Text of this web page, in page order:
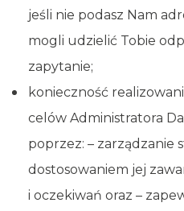
jeśli nie podasz Nam
mogli udzielić Tobie
zapytanie;
konieczność
celów Administratora
poprzez: – zarządzanie
dostosowaniem jej
i oczekiwań oraz –